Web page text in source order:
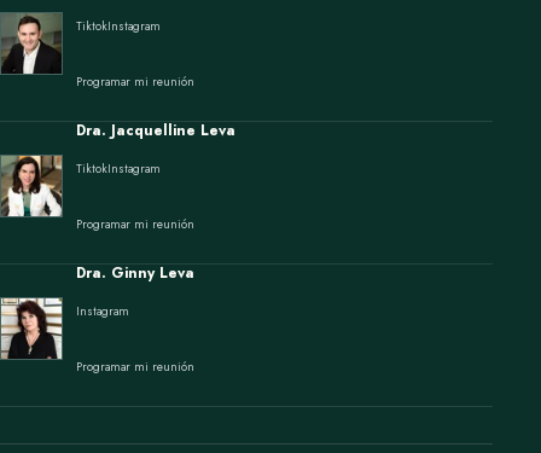
TiktokInstagram
Programar mi reunión
Dra. Jacquelline Leva
TiktokInstagram
Programar mi reunión
Dra. Ginny Leva
Instagram
Programar mi reunión